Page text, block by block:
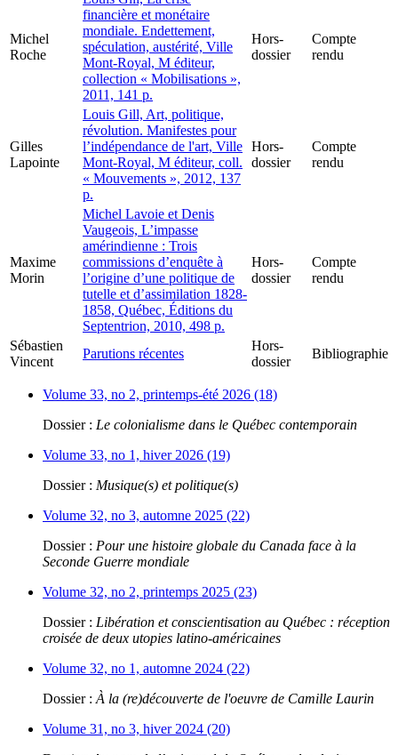
Michel
Roche
financière et monétaire
mondiale. Endettement,
spéculation, austérité, Ville
Mont-Royal, M éditeur,
collection « Mobilisations »,
2011, 141 p.
Hors-
dossier
Compte
rendu
Gilles
Lapointe
Louis Gill, Art, politique,
révolution. Manifestes pour
l’indépendance de l'art, Ville
Mont-Royal, M éditeur, coll.
« Mouvements », 2012, 137
p.
Hors-
dossier
Compte
rendu
Maxime
Morin
Michel Lavoie et Denis
Vaugeois, L’impasse
amérindienne : Trois
commissions d’enquête à
l’origine d’une politique de
tutelle et d’assimilation 1828-
1858, Québec, Éditions du
Septentrion, 2010, 498 p.
Hors-
dossier
Compte
rendu
Sébastien
Vincent
Parutions récentes
Hors-
dossier
Bibliographie
Volume 33, no 2, printemps-été 2026 (18)
Dossier : Le colonialisme dans le Québec contemporain
Volume 33, no 1, hiver 2026 (19)
Dossier : Musique(s) et politique(s)
Volume 32, no 3, automne 2025 (22)
Dossier : Pour une histoire globale du Canada face à la
Seconde Guerre mondiale
Volume 32, no 2, printemps 2025 (23)
Dossier : Libération et conscientisation au Québec : réception
croisée de deux utopies latino-américaines
Volume 32, no 1, automne 2024 (22)
Dossier : À la (re)découverte de l'oeuvre de Camille Laurin
Volume 31, no 3, hiver 2024 (20)